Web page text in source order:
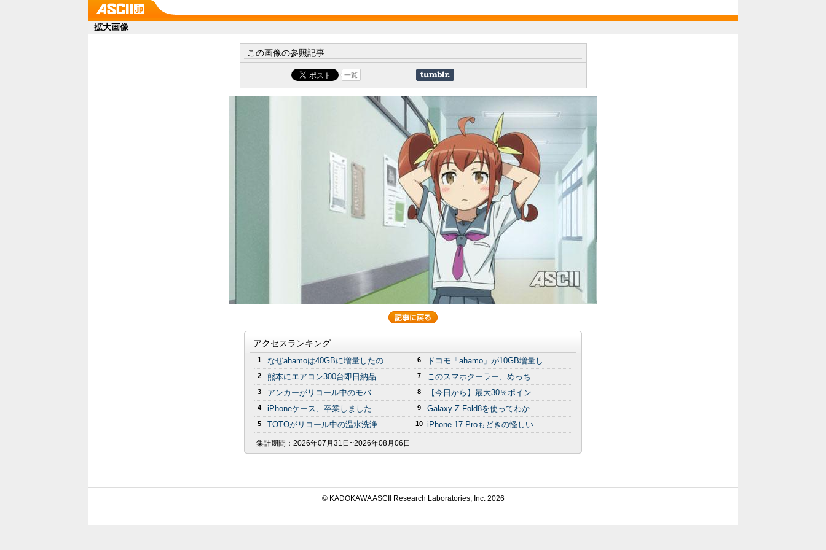
拡大画像
この画像の参照記事
一覧
アクセスランキング
1 なぜahamoは40GBに増量したの...
2 熊本にエアコン300台即日納品...
3 アンカーがリコール中のモバ...
4 iPhoneケース、卒業しました...
5 TOTOがリコール中の温水洗浄...
6 ドコモ「ahamo」が10GB増量し...
7 このスマホクーラー、めっち...
8 【今日から】最大30％ポイン...
9 Galaxy Z Fold8を使ってわか...
10 iPhone 17 Proもどきの怪しい...
集計期間： 2026年07月31日~2026年08月06日
© KADOKAWA ASCII Research Laboratories, Inc. 2026